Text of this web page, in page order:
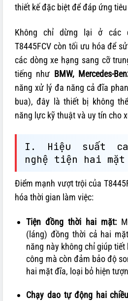
thiết kế đặc biệt để đáp ứng
Không chỉ dừng lại ở các
T8445FCV còn tối ưu hóa để
các dòng xe hạng sang cỡ
tiếng như BMW, Mercedes-
năng xử lý đa năng cả đĩa
bua), đây là thiết bị không
năng lực kỹ thuật và uy tín cho
I. Hiệu suất
nghệ tiện hai mặt
Điểm mạnh vượt trội của
hóa thời gian làm việc:
Tiện đồng thời hai mặt:
(láng) đồng thời cả hai
năng này không chỉ giúp tiết
công mà còn đảm bảo độ
hai mặt đĩa, loại bỏ hiện
Chạy dao tự động hai